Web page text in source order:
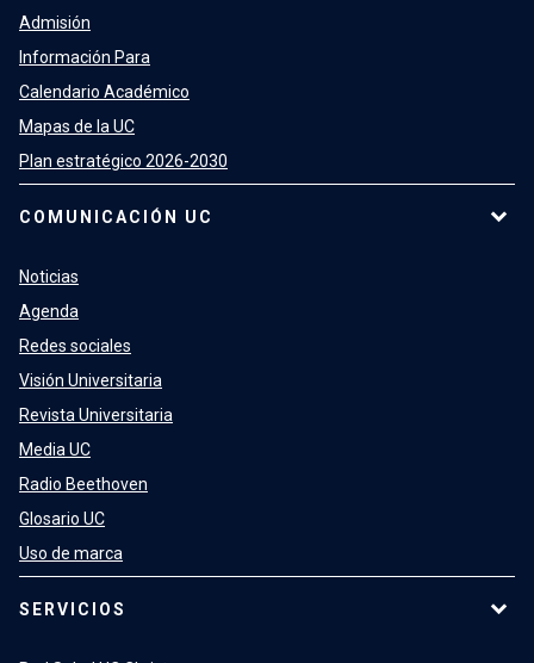
Admisión
Información Para
Calendario Académico
Mapas de la UC
Plan estratégico 2026-2030
COMUNICACIÓN UC
Noticias
Agenda
Redes sociales
Visión Universitaria
Revista Universitaria
Media UC
Radio Beethoven
Glosario UC
Uso de marca
SERVICIOS